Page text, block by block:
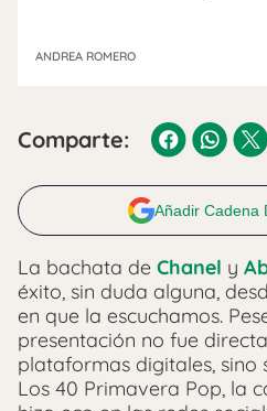
ANDREA ROMERO
Comparte:
Añadir Cadena
La bachata de Chanel y
éxito, sin duda alguna,
en que la escuchamos.
presentación no fue
plataformas digitales, sino
Los 40 Primavera Pop, la